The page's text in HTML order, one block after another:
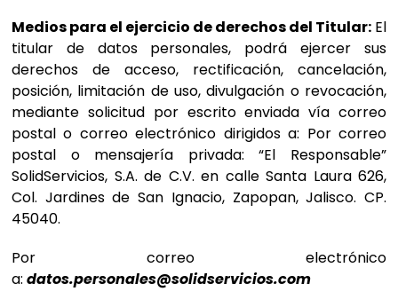
Medios para el ejercicio de derechos del Titular: El
titular de datos personales, podrá ejercer sus
derechos de acceso, rectificación, cancelación,
posición, limitación de uso, divulgación o revocación,
mediante solicitud por escrito enviada vía correo
postal o correo electrónico dirigidos a: Por correo
postal o mensajería privada: “El Responsable”
SolidServicios, S.A. de C.V. en calle Santa Laura 626,
Col. Jardines de San Ignacio, Zapopan, Jalisco. CP.
45040.
Por correo electrónico
a: datos.personales@solidservicios.com